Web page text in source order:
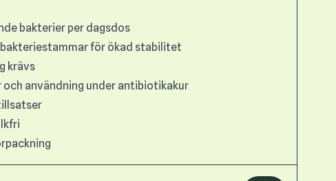
bakterier per dagsdos
för ökad stabilitet
krävs
och användning under antibiotikakur